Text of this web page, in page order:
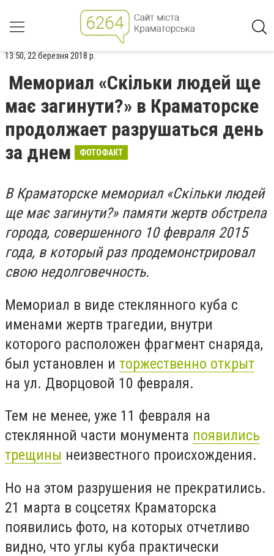
13:50, 22 березня 2018 р.
Мемориал «Скільки людей ще
має загинути?» в Краматорске
продолжает разрушаться день
за днем
ФОТОФАКТ
В Краматорске мемориал «Скільки людей
ще має загинути?» памяти жертв обстрела
города, совершенного 10 февраля 2015
года, в который раз продемонстрировал
свою недолговечность.
Мемориал в виде стеклянного куба с
именами жертв трагедии, внутри
которого расположен фрагмент снаряда,
был установлен и торжественно открыт
на ул. Дворцовой 10 февраля.
Тем не менее, уже 11 февраля на
стеклянной части монумента появились
трещины неизвестного происхождения.
Но на этом разрушения не прекратились.
21 марта в соцсетях Краматорска
появились фото, на которых отчетливо
видно, что углы куба практически